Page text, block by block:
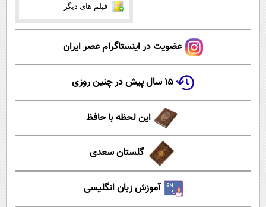
فیلم های دیگر
عضویت در اینستاگرام عصر ایران
۱۵ سال پیش در چنین روزی
این لحظه با حافظ
گلستان سعدی
آموزش زبان انگلیسی